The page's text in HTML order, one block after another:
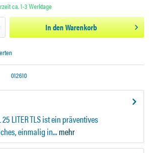
ca. 1-3 Werktage
In denWarenkorb
012610
25 LITER TLS ist ein präventives
einmalig in...mehr